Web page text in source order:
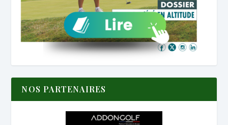
NOS PARTENAIRES